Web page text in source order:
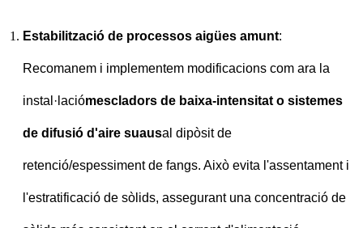
Estabilització de processos aigües amunt:
Recomanem i implementem modificacions com ara la
instal·laciómescladors de baixa-intensitat o sistemes
de difusió d'aire suausal dipòsit de
retenció/espessiment de fangs. Això evita l'assentament i
l'estratificació de sòlids, assegurant una concentració de